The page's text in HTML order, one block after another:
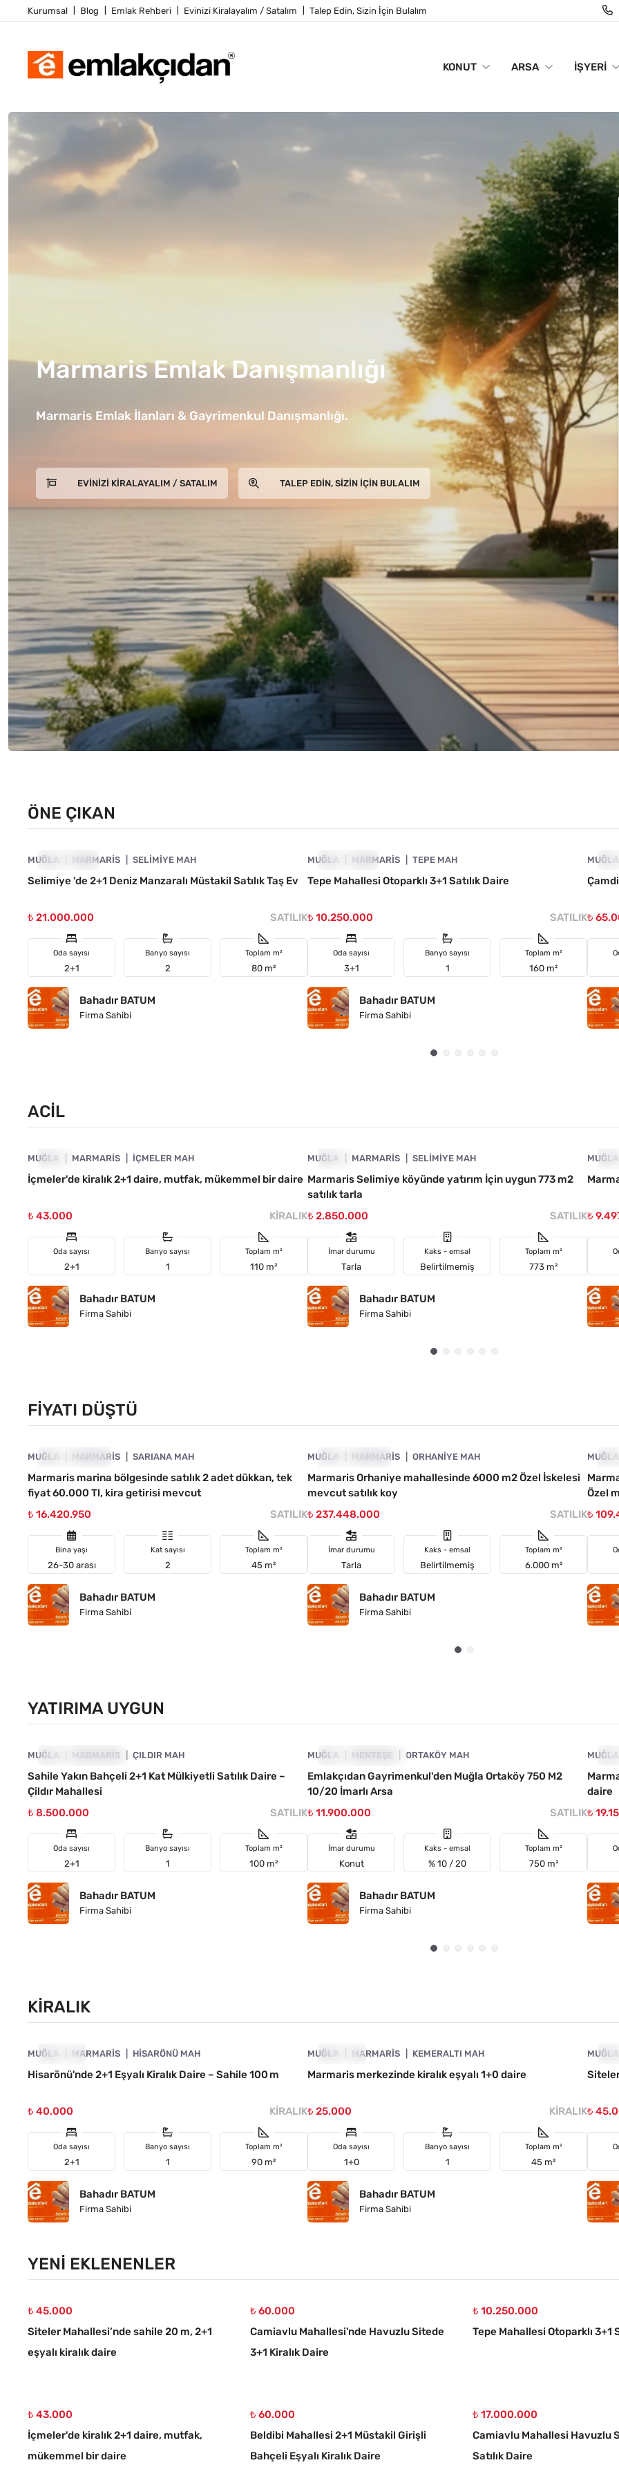
Kurumsal Blog Emlak Rehberi Evinizi Kiralayalım / Satalım Talep Edin, Sizin İçin Bulalım
KONUT ARSA İŞYERI
Marmaris Emlak Danışmanlığı
Marmaris Emlak İlanları & Gayrimenkul Danışmanlığı.
EVINIZI KIRALAYALIM / SATALIM TALEP EDIN, SIZIN İÇIN BULALIM
ÖNE ÇIKAN
ÖNE ÇIKAN
MUĞLA MARMARIS SELIMIYE MAH
Selimiye 'de 2+1 Deniz Manzaralı Müstakil Satılık Taş Ev
₺ 21.000.000 SATILIK
Oda sayısı
2+1
Banyo sayısı
2
Toplam m²
80 m²
Bahadır BATUM
Firma Sahibi
ÖNE ÇIKAN
MUĞLA MARMARIS TEPE MAH
Tepe Mahallesi Otoparklı 3+1 Satılık Daire
₺ 10.250.000 SATILIK
Oda sayısı
3+1
Banyo sayısı
1
Toplam m²
160 m²
Bahadır BATUM
Firma Sahibi
MUĞLA
₺
ACIL
ACIL
MUĞLA MARMARIS İÇMELER MAH
İçmeler'de kiralık 2+1 daire, mutfak, mükemmel bir daire
₺ 43.000 KIRALIK
Oda sayısı
2+1
Banyo sayısı
1
Toplam m²
110 m²
Bahadır BATUM
Firma Sahibi
ACIL
MUĞLA MARMARIS SELIMIYE MAH
Marmaris Selimiye köyünde yatırım İçin uygun 773 m2
satılık tarla
₺ 2.850.000
SATILIK
İmar durumu
Tarla
Kaks - emsal
Belirtilmemiş
Toplam m²
773 m²
Bahadır BATUM
Firma Sahibi
MUĞLA
₺
FIYATI DÜŞTÜ
FIYATI DÜŞTÜ
MUĞLA MARMARIS SARIANA MAH
Marmaris marina bölgesinde satılık 2 adet dükkan, tek
fiyat 60.000 Tl, kira getirisi mevcut
₺ 16.420.950
SATILIK
Bina yaşı
26-30 arası
Kat sayısı
2
Toplam m²
45 m²
Bahadır BATUM
Firma Sahibi
FIYATI DÜŞTÜ
MUĞLA MARMARIS ORHANIYE MAH
Marmaris Orhaniye mahallesinde 6000 m2 Özel İskelesi
mevcut satılık koy
₺ 237.448.000
SATILIK
İmar durumu
Tarla
Kaks - emsal
Belirtilmemiş
Toplam m²
6.000 m²
Bahadır BATUM
Firma Sahibi
MUĞLA
Özel
₺
YATIRIMA UYGUN
YATIRIMA UYGUN
MUĞLA MARMARIS ÇILDIR MAH
Sahile Yakın Bahçeli 2+1 Kat Mülkiyetli Satılık Daire –
Çildır Mahallesi
₺ 8.500.000
SATILIK
Oda sayısı
2+1
Banyo sayısı
1
Toplam m²
100 m²
Bahadır BATUM
Firma Sahibi
YATIRIMA UYGUN
MUĞLA MENTEŞE ORTAKÖY MAH
Emlakçıdan Gayrimenkul'den Muğla Ortaköy 750 M2
10/20 İmarlı Arsa
₺ 11.900.000
SATILIK
İmar durumu
Konut
Kaks - emsal
% 10 / 20
Toplam m²
750 m²
Bahadır BATUM
Firma Sahibi
MUĞLA
daire
₺
KIRALIK
KIRALIK
MUĞLA MARMARIS HISARÖNÜ MAH
Hisarönü'nde 2+1 Eşyalı Kiralık Daire – Sahile 100 m
₺ 40.000 KIRALIK
Oda sayısı
2+1
Banyo sayısı
1
Toplam m²
90 m²
Bahadır BATUM
Firma Sahibi
KIRALIK
MUĞLA MARMARIS KEMERALTI MAH
Marmaris merkezinde kiralık eşyalı 1+0 daire
₺ 25.000 KIRALIK
Oda sayısı
1+0
Banyo sayısı
1
Toplam m²
45 m²
Bahadır BATUM
Firma Sahibi
MUĞLA
₺
YENI EKLENENLER
₺ 45.000
Siteler Mahallesi’nde sahile 20 m, 2+1
eşyalı kiralık daire
₺ 60.000
Camiavlu Mahallesi'nde Havuzlu Sitede
3+1 Kiralık Daire
₺ 10.250.000
Tepe Mahallesi Otoparklı 3+1
₺ 43.000
İçmeler'de kiralık 2+1 daire, mutfak,
mükemmel bir daire
₺ 60.000
Beldibi Mahallesi 2+1 Müstakil Girişli
Bahçeli Eşyalı Kiralık Daire
₺ 17.000.000
Camiavlu Mahallesi Havuzlu
Satılık Daire